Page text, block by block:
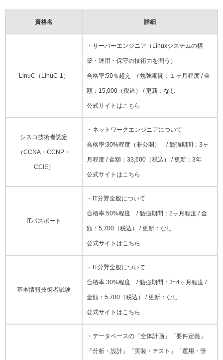
資格名 詳細
LinuC（LinuC-1）
・サーバーエンジニア（Linuxシステムの構
築・運用・保守の技術力を問う）
合格率:50％超え / 勉強期間：１ヶ月程度 / 金
額：15,000（税込） / 更新：なし
公式サイトはこちら
シスコ技術者認定
（CCNA・CCNP・
CCIE）
・ネットワークエンジニアについて
合格率:30%程度（非公開） / 勉強期間：3ヶ
月程度 / 金額：33,600（税込） / 更新：3年
公式サイトはこちら
ITパスポート
・IT分野全般について
合格率:50%程度 / 勉強期間：2ヶ月程度 / 金
額：5,700（税込） / 更新：なし
公式サイトはこちら
基本情報技術者試験
・IT分野全般について
合格率:30%程度 / 勉強期間：3~4ヶ月程度 /
金額：5,700（税込） / 更新：なし
公式サイトはこちら
・データベースの「全体計画」「要件定義」
「分析・設計」「実装・テスト」「運用・管